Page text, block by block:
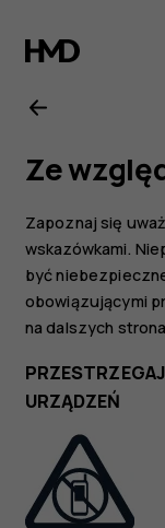
Nokia
8.1
—
Ze
Zapoznaj się
wskazówkami.
być
obowiązującymi
na dalszych
URZĄDZEŃ